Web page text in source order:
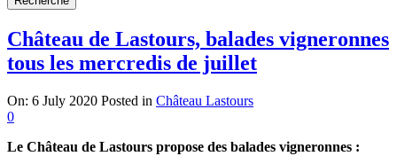
Château de Lastours, balades vigneronnes
tous les mercredis de juillet
On: 6 July 2020 Posted in Château Lastours
0
Le Château de Lastours propose des balades vigneronnes :